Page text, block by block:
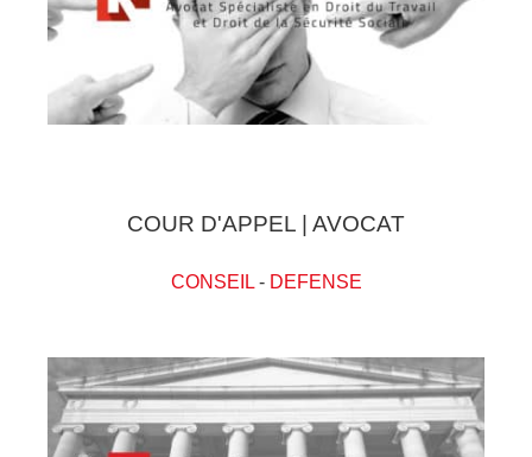
COUR D'APPEL | AVOCAT
CONSEIL- DEFENSE